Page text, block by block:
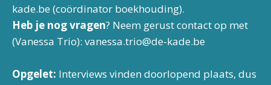
kade.be (coördinator boekhouding).
Heb je nog vragen? Neem gerust contact op met
(Vanessa Trio): vanessa.trio@de-kade.be
Opgelet: Interviews vinden doorlopend plaats, dus